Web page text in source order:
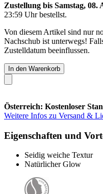
Zustellung bis Samstag, 08.
23:59 Uhrbestellst.
Von diesem Artikel sind nur
Nachschub ist unterwegs!
Zustelldatum beeinflussen.
In den Warenkorb
Österreich: Kostenloser
Weitere Infos zu Versand &
Eigenschaften und
Seidig weiche Textur
Natürlicher Glow